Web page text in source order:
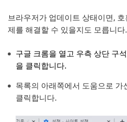
브라우저가 업데이트 상태이면,
제를 해결할 수 있을지도 모릅니다.
구글 크롬을 열고 우측 상단 구
을 클릭합니다.
목록의 아래쪽에서 도움으로 가
클릭합니다.